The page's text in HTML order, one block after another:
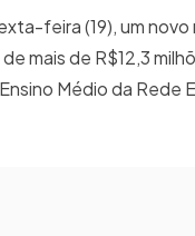
feira (19), um
mais de R$12,3
Médio da Rede